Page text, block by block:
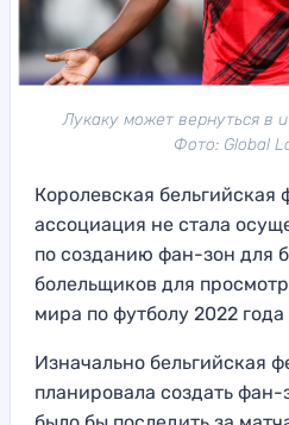
Лукаку может вернуться в
Фото: Global
Королевская бельгийская
ассоциация не стала
по созданию фан-зон для
болельщиков для
мира по футболу 2022 года
Изначально бельгийская
планировала создать